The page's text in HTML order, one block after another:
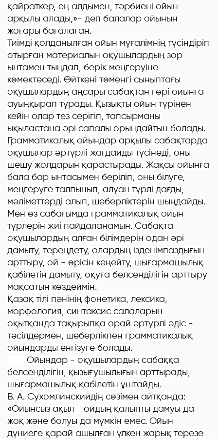
қайраткер, ең алдымен, тәрбиені ойын
арқылы алады,»- деп балалар ойынын
жоғары бағалаған.
Тиімді қолданылған ойын мұғалімнің түсіндіріп
отырған материалын оқушылардың зор
ынтамен тыңдап, берік меңгеруіне
көмектеседі. Өйткені төменгі сыныптағы
оқушылардың аңсары сабақтан гөрі ойынға
ауыңқырап тұрады. Қызықты ойын түрінен
кейін олар тез серігіп, тапсырманы
ықыластана әрі сапалы орындайтын болады.
Грамматикалық ойындар арқылы сабақтарда
оқушылар әртүрлі жағдайды түсінеді, оны
шешу жолдарын қарастырады. Жақсы ойынға
бала бар ынтасымен беріліп, оны білуге,
меңгеруге талпынып, алуан түрлі дағды,
мәліметтерді алып, шеберліктерін шыңдайды.
Мен өз сабағымда грамматикалық ойын
түрлерін жиі пайдаланамын. Сабақта
оқушылардың алған білімдерін одан әрі
дамыту, тереңдету, олардың ізденімпаздығын
арттыру, ой - өрісін кеңейту, шығармашылық
қабілетін дамыту, оқуға белсенділігін арттыру
мақсатын көздеймін.
Қазақ тілі пәнінің фонетика, лексика,
морфология, синтаксис салаларын
оқытқанда тақырыпқа орай әртүрлі әдіс -
тәсілдермен, шеберлікпен грамматикалық
ойындарды енгізуге болады.
Ойындар - оқушылардың сабаққа
белсенділігін, қызығушылығын арттырады,
шығармашылық қабілетін ұштайды.
В. А. Сухомлинскийдің сөзімен айтқанда:
«Ойынсыз ақыл - ойдың қалыпты дамуы да
жоқ және болуы да мүмкін емес. Ойын
дүниеге қарай ашылған үлкен жарық терезе